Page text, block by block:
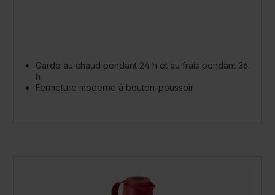
Garde au chaud pendant 24 h et au frais pendant 36
h
Fermeture moderne à bouton-poussoir